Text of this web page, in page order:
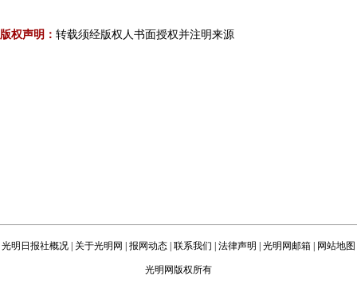
版权声明： 转载须经版权人书面授权并注明来源
光明日报社概况 关于光明网 报网动态 联系我们 法律声明 光明网邮箱 网站地图
光明网版权所有